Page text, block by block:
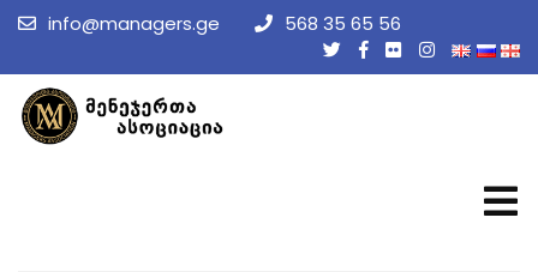
info@managers.ge 568 35 65 56